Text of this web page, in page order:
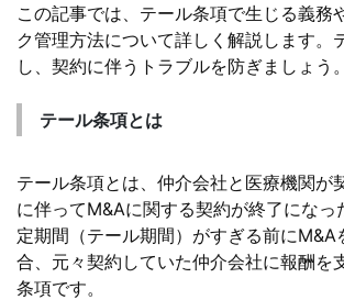
この記事では、テール条項で生じる義務
ク管理方法について詳しく解説します。
し、契約に伴うトラブルを防ぎましょう。
テール条項とは
テール条項とは、仲介会社と医療機関が
に伴ってM&Aに関する契約が終了になっ
定期間（テール期間）がすぎる前にM&A
合、元々契約していた仲介会社に報酬を
条項です。